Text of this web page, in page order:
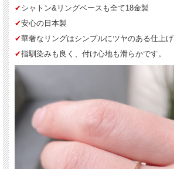
✔︎シャトン&リングベースも全て18金製
✔︎安心の日本製
✔︎華奢なリングはシンプルにツヤのある仕上げ
✔︎指馴染みも良く、付け心地も滑らかです。